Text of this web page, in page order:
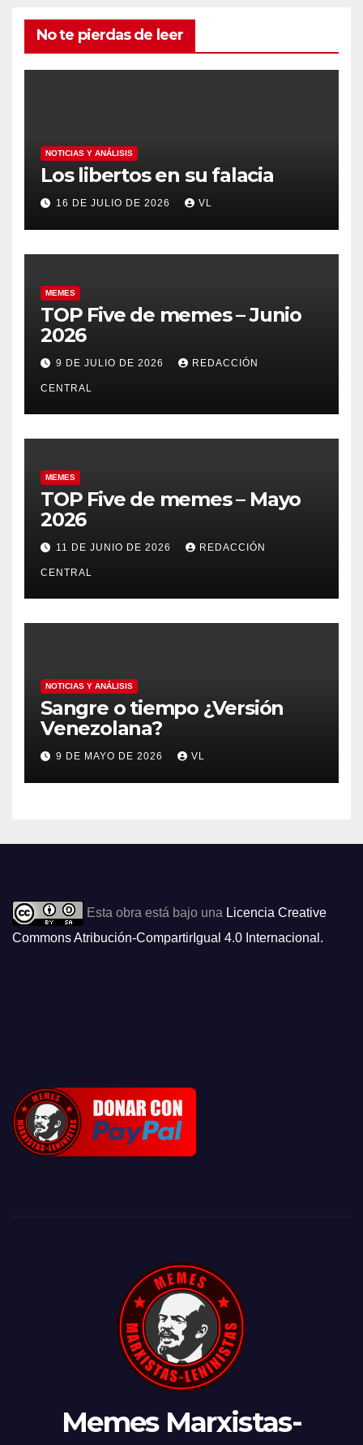
No te pierdas de leer
NOTICIAS Y ANÁLISIS
Los libertos en su falacia
16 DE JULIO DE 2026 VL
MEMES
TOP Five de memes – Junio
2026
9 DE JULIO DE 2026 REDACCIÓN
CENTRAL
MEMES
TOP Five de memes – Mayo
2026
11 DE JUNIO DE 2026 REDACCIÓN
CENTRAL
NOTICIAS Y ANÁLISIS
Sangre o tiempo ¿Versión
Venezolana?
9 DE MAYO DE 2026 VL
Esta obra está bajo una Licencia Creative
Commons Atribución-CompartirIgual 4.0 Internacional .
Memes Marxistas-